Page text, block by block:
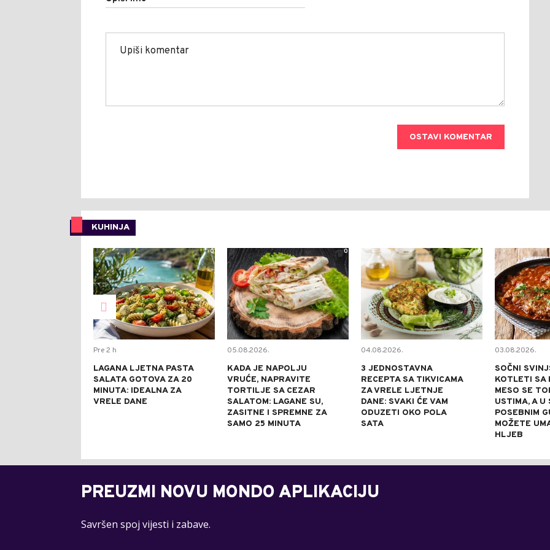
OSTAVI KOMENTAR
KUHINJA
0
Pre 2 h
LAGANA LJETNA PASTA
SALATA GOTOVA ZA 20
MINUTA: IDEALNA ZA
VRELE DANE
0
05.08.2026.
KADA JE NAPOLJU
VRUĆE, NAPRAVITE
TORTILJE SA CEZAR
SALATOM: LAGANE SU,
ZASITNE I SPREMNE ZA
SAMO 25 MINUTA
0
04.08.2026.
3 JEDNOSTAVNA
RECEPTA SA TIKVICAMA
ZA VRELE LJETNJE
DANE: SVAKI ĆE VAM
ODUZETI OKO POLA
SATA
03.08.2026.
SOČNI
KOTLETI SA
MESO SE
USTIMA, A U
POSEBNIM
MOŽETE
HLJEB
PREUZMI NOVU MONDO APLIKACIJU
Savršen spoj vijesti i zabave.